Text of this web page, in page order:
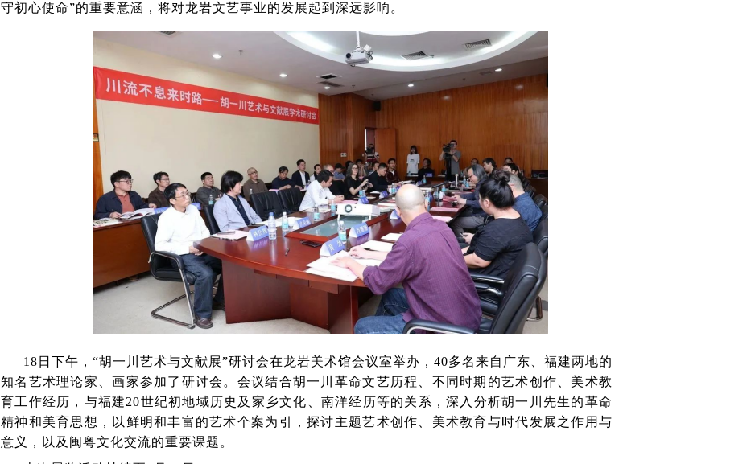
守初心使命”的重要意涵，将对龙岩文艺事业的发展起到深远影响。
18日下午，“胡一川艺术与文献展”研讨会在龙岩美术馆会议室举办，40多名来自广东、福建两地的
知名艺术理论家、画家参加了研讨会。会议结合胡一川革命文艺历程、不同时期的艺术创作、美术教
育工作经历，与福建20世纪初地域历史及家乡文化、南洋经历等的关系，深入分析胡一川先生的革命
精神和美育思想，以鲜明和丰富的艺术个案为引，探讨主题艺术创作、美术教育与时代发展之作用与
意义，以及闽粤文化交流的重要课题。